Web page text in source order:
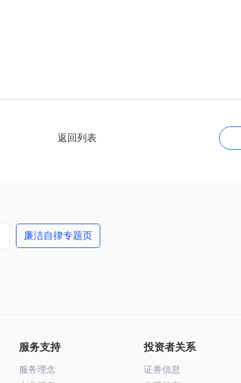
返回列表
廉洁自律专题页
服务支持
服务理念
投资者关系
证券信息